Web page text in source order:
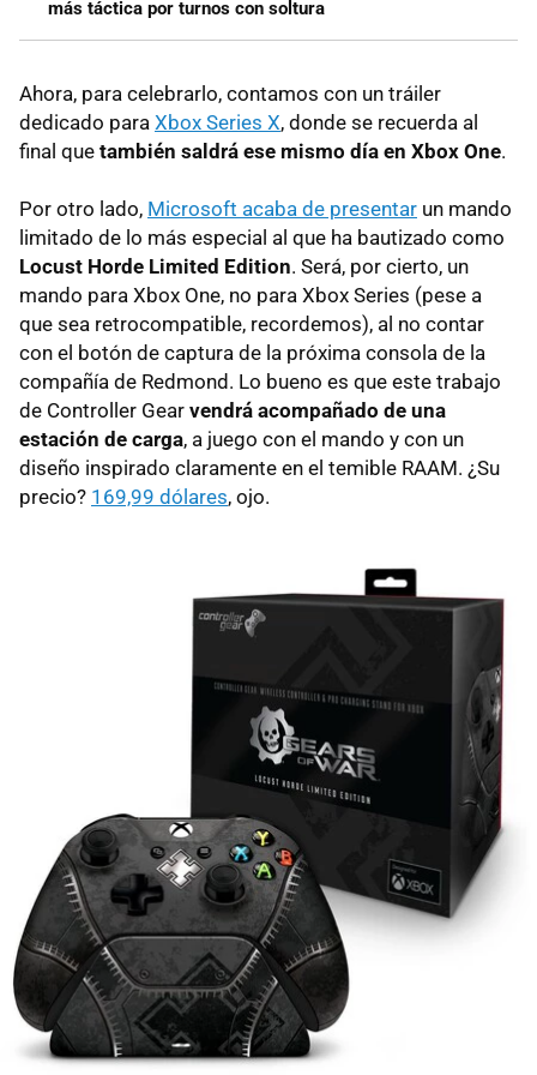
más táctica por turnos con soltura
Ahora, para celebrarlo, contamos con un tráiler
dedicado para Xbox Series X, donde se recuerda al
final que también saldrá ese mismo día en Xbox One.
Por otro lado, Microsoft acaba de presentar un mando
limitado de lo más especial al que ha bautizado como
Locust Horde Limited Edition. Será, por cierto, un
mando para Xbox One, no para Xbox Series (pese a
que sea retrocompatible, recordemos), al no contar
con el botón de captura de la próxima consola de la
compañía de Redmond. Lo bueno es que este trabajo
de Controller Gear vendrá acompañado de una
estación de carga, a juego con el mando y con un
diseño inspirado claramente en el temible RAAM. ¿Su
precio? 169,99 dólares, ojo.